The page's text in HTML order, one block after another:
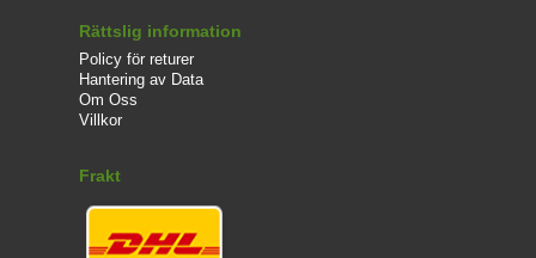
Rättslig information
Policy för returer
Hantering av Data
Om Oss
Villkor
Frakt